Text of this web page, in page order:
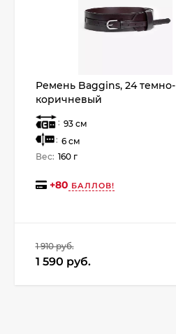
Ремень Baggins, 24 темно-
коричневый
: 93 см
: 6 см
Вес: 160 г
+80 БАЛЛОВ!
1 910 руб.
1 590 руб.